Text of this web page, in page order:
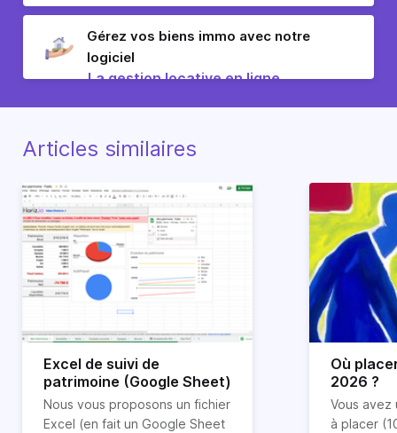
Gérez vos biens immo avec notre
logiciel
La gestion locative en ligne
Articles similaires
Excel de suivi de
patrimoine (Google Sheet)
Nous vous proposons un fichier
Excel (en fait un Google Sheet
Où
2026 ?
Vous avez
à placer